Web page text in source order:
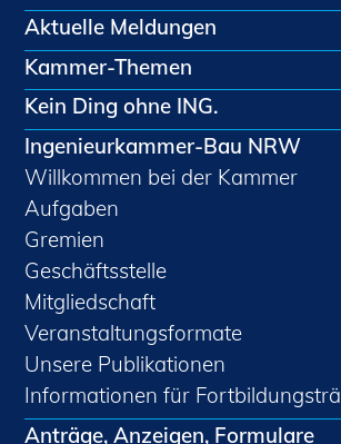
Aktuelle Meldungen
Kammer-Themen
Kein Ding ohne ING.
Ingenieurkammer-Bau NRW
Willkommen bei der Kammer
Aufgaben
Gremien
Geschäftsstelle
Mitgliedschaft
Veranstaltungsformate
Unsere Publikationen
Informationen für
Anträge, Anzeigen, Formulare